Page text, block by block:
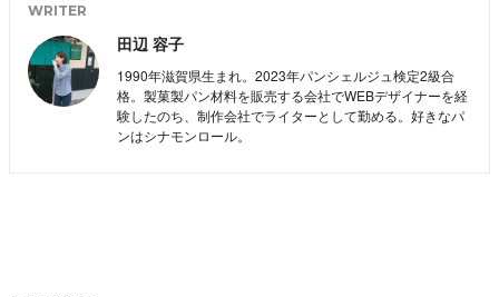
WRITER
田辺 容子
1990年滋賀県生まれ。2023年パンシェルジュ検定2級合
格。製菓製パン材料を販売する会社でWEBデザイナーを経
験したのち、制作会社でライターとして勤める。好きなパ
ンはシナモンロール。